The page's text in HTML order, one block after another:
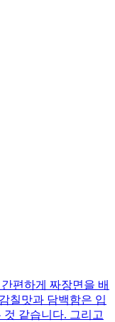
편하게 짜장면을 배
칠맛과 담백함은 입
같습니다. 그리고